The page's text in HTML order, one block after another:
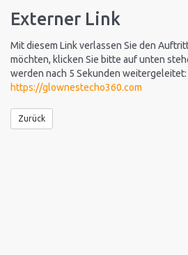
Externer Link
Mit diesem Link verlassen Sie den
möchten, klicken Sie bitte auf unten
werden nach 5 Sekunden weitergeleitet:
https://glownestecho360.com
Zurück